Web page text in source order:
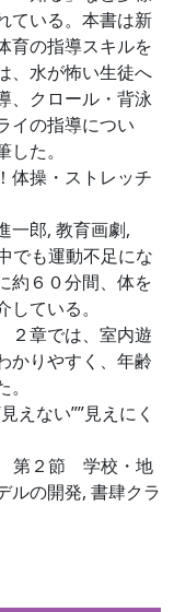
ている。本書は新
育の指導スキルを
、水が怖い生徒へ
、クロール・背泳
イの指導につい
た。
体操・ストレッチ
一郎, 教育画劇,
でも運動不足にな
約６０分間、体を
ている。
２章では、室内遊
かりやすく、年齢
えない””見えにく
第２節 学校・地
ルの開発, 書肆クラ